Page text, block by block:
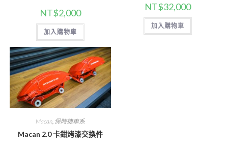
NT$2,000
加入購物車
NT$32,000
加入購物車
Macan, 保時捷車系
Macan 2.0 卡鉗烤漆交換件